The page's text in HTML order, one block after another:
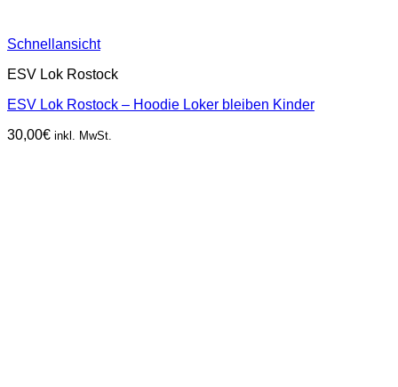
Schnellansicht
ESV Lok Rostock
ESV Lok Rostock – Hoodie Loker bleiben Kinder
30,00€ inkl. MwSt.